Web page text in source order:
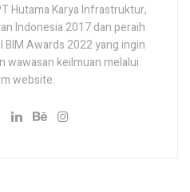
Hutama Karya Infrastruktur,
Indonesia 2017 dan peraih
BIM Awards 2022 yang ingin
wawasan keilmuan melalui
website.